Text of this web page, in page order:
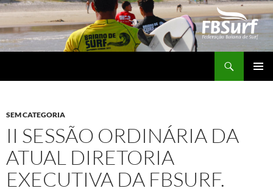
Pular
o
conteúdo
SEM CATEGORIA
II SESSÃO ORDINÁRIA DA
ATUAL DIRETORIA
EXECUTIVA DA FBSURF.